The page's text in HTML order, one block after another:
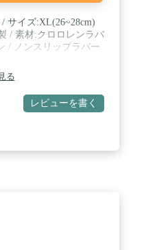
サイズ:XL(26~28cm)
/ 素材:クロロレンラバ
/ ノンスリップラバー
る
レビューを書く